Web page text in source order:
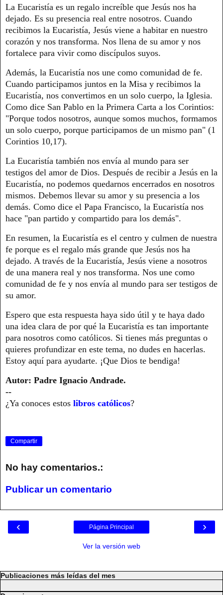
La Eucaristía es un regalo increíble que Jesús nos ha
dejado. Es su presencia real entre nosotros. Cuando
recibimos la Eucaristía, Jesús viene a habitar en nuestro
corazón y nos transforma. Nos llena de su amor y nos
fortalece para vivir como discípulos suyos.
Además, la Eucaristía nos une como comunidad de fe.
Cuando participamos juntos en la Misa y recibimos la
Eucaristía, nos convertimos en un solo cuerpo, la Iglesia.
Como dice San Pablo en la Primera Carta a los Corintios:
"Porque todos nosotros, aunque somos muchos, formamos
un solo cuerpo, porque participamos de un mismo pan" (1
Corintios 10,17).
La Eucaristía también nos envía al mundo para ser
testigos del amor de Dios. Después de recibir a Jesús en la
Eucaristía, no podemos quedarnos encerrados en nosotros
mismos. Debemos llevar su amor y su presencia a los
demás. Como dice el Papa Francisco, la Eucaristía nos
hace "pan partido y compartido para los demás".
En resumen, la Eucaristía es el centro y culmen de nuestra
fe porque es el regalo más grande que Jesús nos ha
dejado. A través de la Eucaristía, Jesús viene a nosotros
de una manera real y nos transforma. Nos une como
comunidad de fe y nos envía al mundo para ser testigos de
su amor.
Espero que esta respuesta haya sido útil y te haya dado
una idea clara de por qué la Eucaristía es tan importante
para nosotros como católicos. Si tienes más preguntas o
quieres profundizar en este tema, no dudes en hacerlas.
Estoy aquí para ayudarte. ¡Que Dios te bendiga!
Autor: Padre Ignacio Andrade.
--
¿Ya conoces estos libros católicos?
Compartir
No hay comentarios.:
Publicar un comentario
‹ ›
Página Principal
Ver la versión web
Publicaciones más leídas del mes